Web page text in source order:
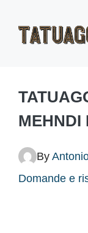
MEHNDI
By
Domande e